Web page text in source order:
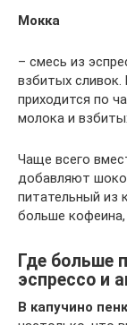
Мокка
– смесь из
взбитых
приходится по
молока и
Чаще всего
добавляют
питательный из
больше
Где больше
эспрессо и
В капучино